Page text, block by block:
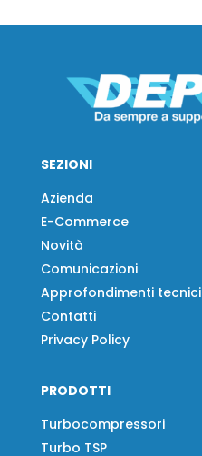
SEZIONI
Azienda
E-Commerce
Novità
Comunicazioni
Approfondimenti tecnici
Contatti
Privacy Policy
PRODOTTI
Turbocompressori
Turbo TSP